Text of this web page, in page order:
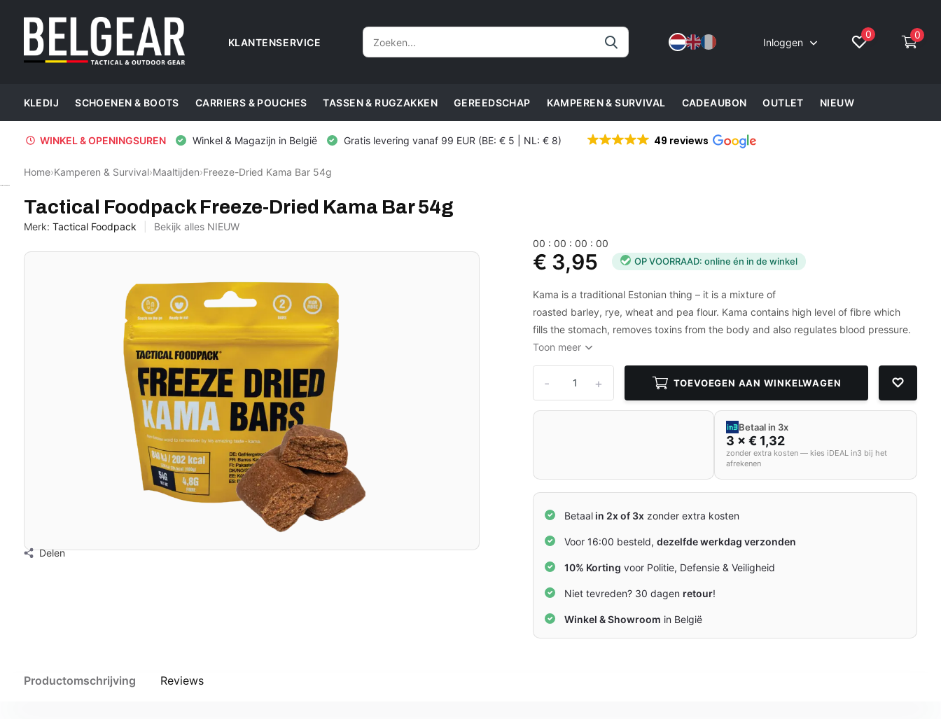
KLANTENSERVICE Inloggen
0 0
KLEDIJ SCHOENEN & BOOTS CARRIERS & POUCHES TASSEN & RUGZAKKEN GEREEDSCHAP KAMPEREN & SURVIVAL CADEAUBON OUTLET NIEUW
WINKEL & OPENINGSUREN Winkel & Magazijn in België Gratis levering vanaf 99 EUR (BE: € 5 | NL: € 8) 49 reviews
Home›Kamperen & Survival›Maaltijden›Freeze-Dried Kama Bar 54g
Tactical Foodpack Freeze-Dried Kama Bar 54g
Merk: Tactical Foodpack Bekijk alles NIEUW
Delen
00 :00 :00 :00
€ 3,95 OP VOORRAAD: online én in de winkel
Kama is a traditional Estonian thing – it is a mixture of
roasted barley, rye, wheat and pea flour. Kama contains high level of fibre which
fills the stomach, removes toxins from the body and also regulates blood pressure.
Toon meer
+
- TOEVOEGEN AAN WINKELWAGEN
Betaal in 3x
3 × € 1,32
zonder extra kosten — kies iDEAL in3 bij het
afrekenen
Betaal in 2x of 3x zonder extra kosten
Voor 16:00 besteld,dezelfde werkdag verzonden
10% Korting voor Politie, Defensie & Veiligheid
Niet tevreden? 30 dagen retour!
Winkel & Showroom in België
Productomschrijving Reviews